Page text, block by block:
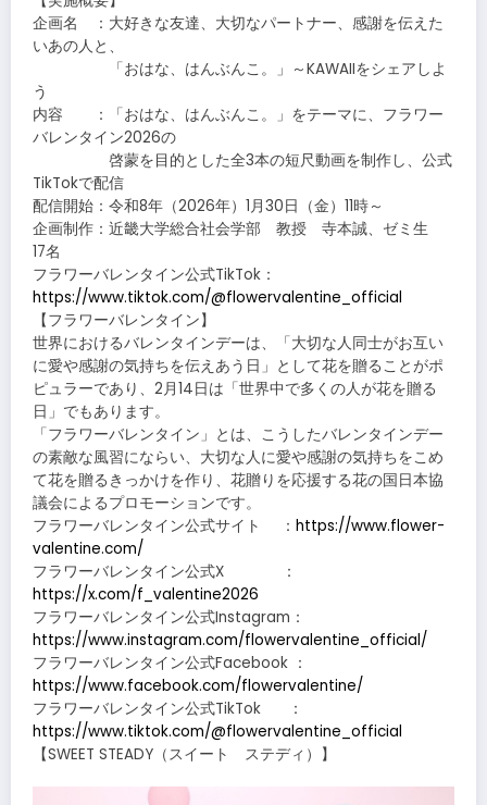
企画名 ：大好きな友達、大切なパートナー、感謝を伝えた
いあの人と、
「おはな、はんぶんこ。」～KAWAIIをシェアしよ
う
内容 ：「おはな、はんぶんこ。」をテーマに、フラワー
バレンタイン2026の
啓蒙を目的とした全3本の短尺動画を制作し、公式
TikTokで配信
配信開始：令和8年（2026年）1月30日（金）11時～
企画制作：近畿大学総合社会学部 教授 寺本誠、ゼミ生
17名
フラワーバレンタイン公式TikTok：
https://www.tiktok.com/@flowervalentine_official
【フラワーバレンタイン】
世界におけるバレンタインデーは、「大切な人同士がお互い
に愛や感謝の気持ちを伝えあう日」として花を贈ることがポ
ピュラーであり、2月14日は「世界中で多くの人が花を贈る
日」でもあります。
「フラワーバレンタイン」とは、こうしたバレンタインデー
の素敵な風習にならい、大切な人に愛や感謝の気持ちをこめ
て花を贈るきっかけを作り、花贈りを応援する花の国日本協
議会によるプロモーションです。
フラワーバレンタイン公式サイト ： https://www.flower-
valentine.com/
フラワーバレンタイン公式X ：
https://x.com/f_valentine2026
フラワーバレンタイン公式Instagram：
https://www.instagram.com/flowervalentine_official/
フラワーバレンタイン公式Facebook ：
https://www.facebook.com/flowervalentine/
フラワーバレンタイン公式TikTok ：
https://www.tiktok.com/@flowervalentine_official
【SWEET STEADY（スイート ステディ）】